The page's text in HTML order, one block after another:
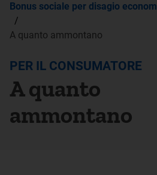
Bonus sociale per disagio
/
A quanto ammontano
PER IL CONSUMATORE
A quanto
ammontano